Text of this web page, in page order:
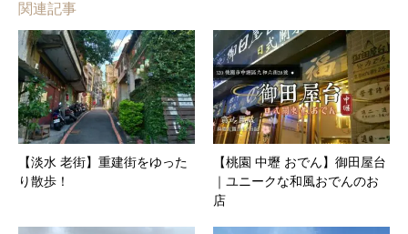
関連記事
【淡水 老街】重建街をゆった
り散歩！
【桃園 中壢 おでん】御田屋台
｜ユニークな和風おでんのお
店